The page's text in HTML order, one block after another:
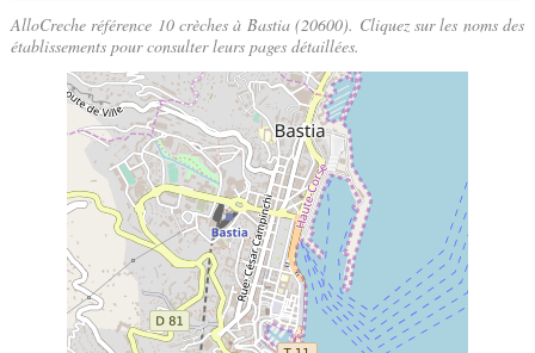
AlloCreche référence 10 crèches à Bastia (20600). Cliquez sur les noms des
établissements pour consulter leurs pages détaillées.